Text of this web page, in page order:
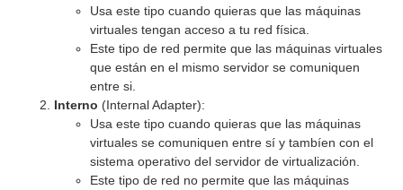
Usa este tipo cuando quieras que las máquinas
virtuales tengan acceso a tu red física.
Este tipo de red permite que las máquinas virtuales
que están en el mismo servidor se comuniquen
entre si.
Interno (Internal Adapter):
Usa este tipo cuando quieras que las máquinas
virtuales se comuniquen entre sí y tambíen con el
sistema operativo del servidor de virtualización.
Este tipo de red no permite que las máquinas